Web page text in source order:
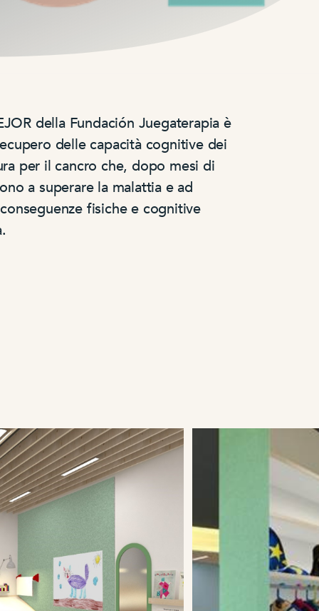
della Fundación Juegaterapia è
delle capacità cognitive dei
per il cancro che, dopo mesi di
a superare la malattia e ad
fisiche e cognitive